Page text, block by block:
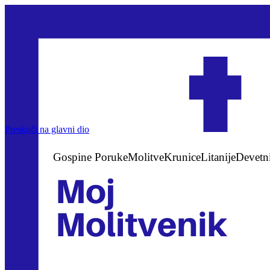
Preskoči na glavni dio
Gospine PorukeMolitveKruniceLitanije